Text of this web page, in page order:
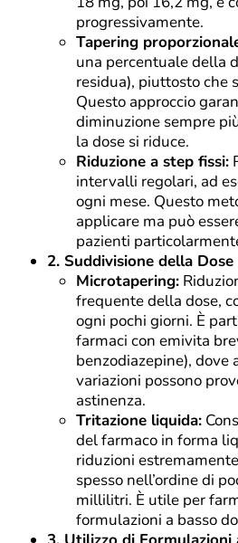
progressivamente.
Tapering
una percentuale della
residua), piuttosto che
Questo approccio
diminuzione sempre
la dose si riduce.
Riduzione a step fissi:
intervalli regolari, ad
ogni mese. Questo
applicare ma può
pazienti
2. Suddivisione della
Microtapering:
frequente della dose,
ogni pochi giorni. È
farmaci con emivita
benzodiazepine), dove
variazioni possono
astinenza.
Tritazione liquida:
del farmaco in forma
riduzioni
spesso nell’ordine di
millilitri. È utile per
formulazioni a basso